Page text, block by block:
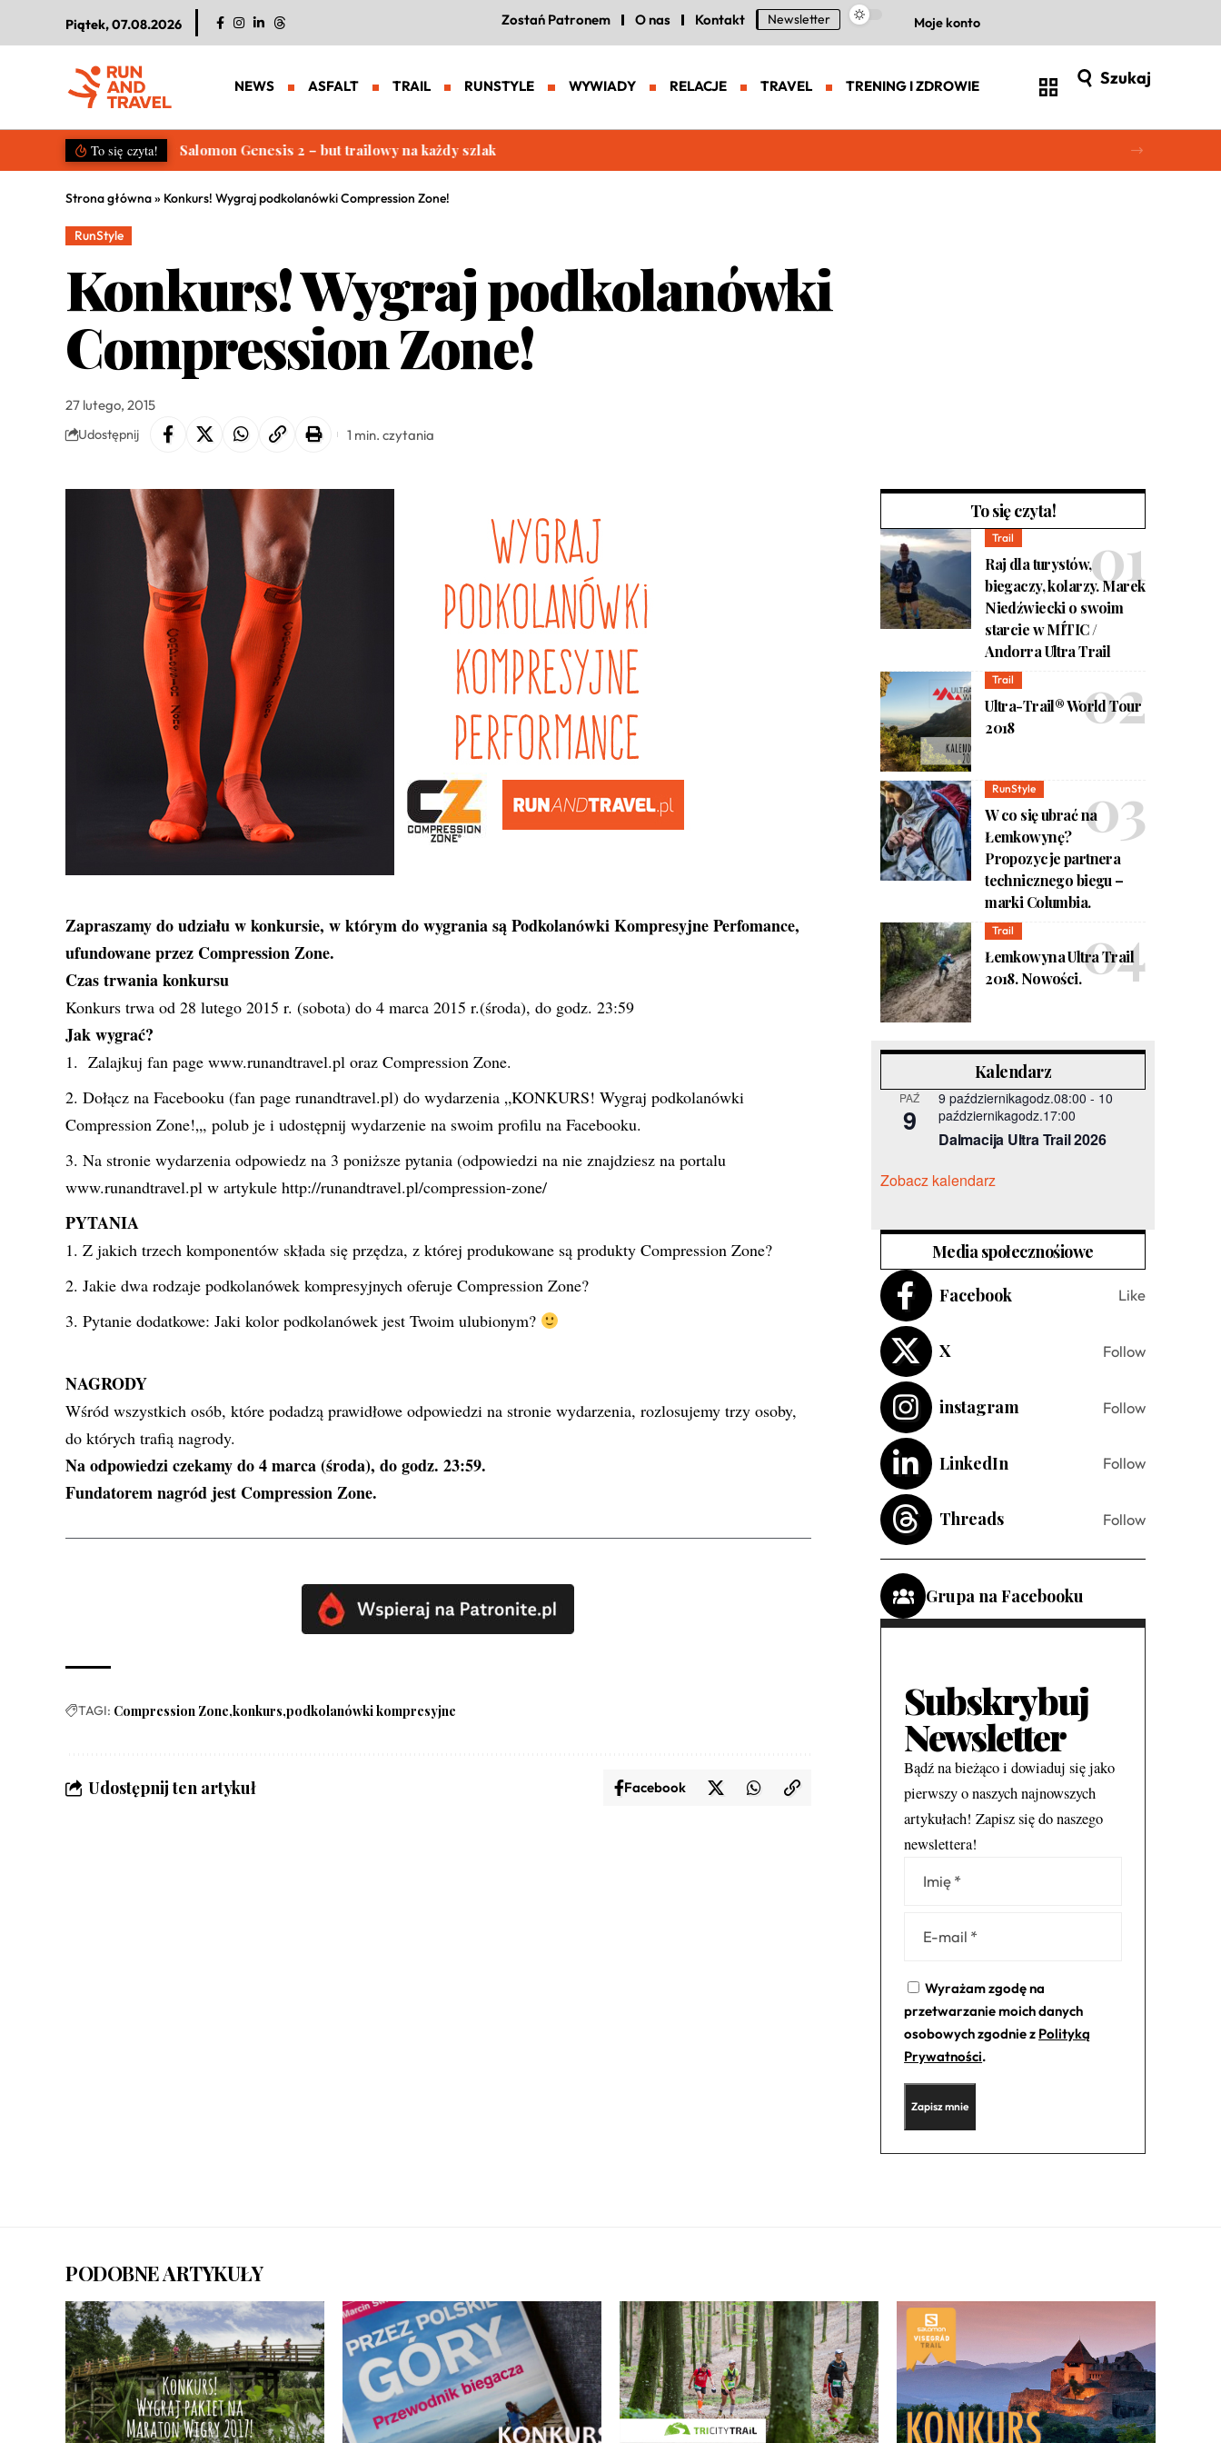
Piątek, 07.08.2026 Zostań Patronem O nas Kontakt Newsletter Moje konto
NEWS ASFALT TRAIL RUNSTYLE WYWIADY RELACJE TRAVEL TRENING I ZDROWIE Szukaj
To się czyta! Salomon S/LAB Genesis 2. Nowa generacja zaawansowanych butów trailowych
Strona główna» Konkurs! Wygraj podkolanówki Compression Zone!
RunStyle
Konkurs! Wygraj podkolanówki
Compression Zone!
27 lutego, 2015
Udostępnij 1 min. czytania
Zapraszamy do udziału w konkursie, w którym do wygrania są Podkolanówki Kompresyjne Perfomance,
ufundowane przez Compression Zone.
Czas trwania konkursu
Konkurs trwa od 28 lutego 2015 r. (sobota) do 4 marca 2015 r.(środa), do godz. 23:59
Jak wygrać?
Zalajkuj fan page www.runandtravel.pl oraz Compression Zone.
Dołącz na Facebooku (fan page runandtravel.pl) do wydarzenia „KONKURS! Wygraj podkolanówki
Compression Zone!„, polub je i udostępnij wydarzenie na swoim profilu na Facebooku.
Na stronie wydarzenia odpowiedz na 3 poniższe pytania (odpowiedzi na nie znajdziesz na portalu
www.runandtravel.pl w artykule http://runandtravel.pl/compression-zone/
PYTANIA
Z jakich trzech komponentów składa się przędza, z której produkowane są produkty Compression Zone?
Jakie dwa rodzaje podkolanówek kompresyjnych oferuje Compression Zone?
Pytanie dodatkowe: Jaki kolor podkolanówek jest Twoim ulubionym?
NAGRODY
Wśród wszystkich osób, które podadzą prawidłowe odpowiedzi na stronie wydarzenia, rozlosujemy trzy osoby,
do których trafią nagrody.
Na odpowiedzi czekamy do 4 marca (środa), do godz. 23:59.
Fundatorem nagród jest Compression Zone.
TAGI: Compression Zone konkurs podkolanówki kompresyjne
Udostępnij ten artykuł Facebook
To się czyta!
Trail
Raj dla turystów,
biegaczy, kolarzy. Marek
Niedźwiecki o swoim
starcie w MÍTIC /
Andorra Ultra Trail
Trail
Ultra-Trail® World Tour
2018
RunStyle
W co się ubrać na
Łemkowynę?
Propozycje partnera
technicznego biegu –
marki Columbia.
Trail
Łemkowyna Ultra Trail
2018. Nowości.
Kalendarz
PAŹ
9
9 październikagodz.08:00 - 10
październikagodz.17:00
Dalmacija Ultra Trail 2026
Zobacz kalendarz
Media społecznośiowe
Facebook
Like
X Follow
instagram Follow
LinkedIn Follow
Threads Follow
Grupa na Facebooku
Subskrybuj
Newsletter
Bądź na bieżąco i dowiaduj się jako
pierwszy o naszych najnowszych
artykułach! Zapisz się do naszego
newslettera!
Wyrażam zgodę na
przetwarzanie moich danych
osobowych zgodnie z Polityką
Prywatności.
Alternative:
PODOBNE ARTYKUŁY